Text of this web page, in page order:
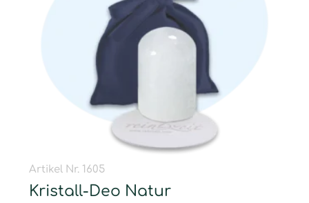
Artikel Nr. 1605
Kristall-Deo Natur